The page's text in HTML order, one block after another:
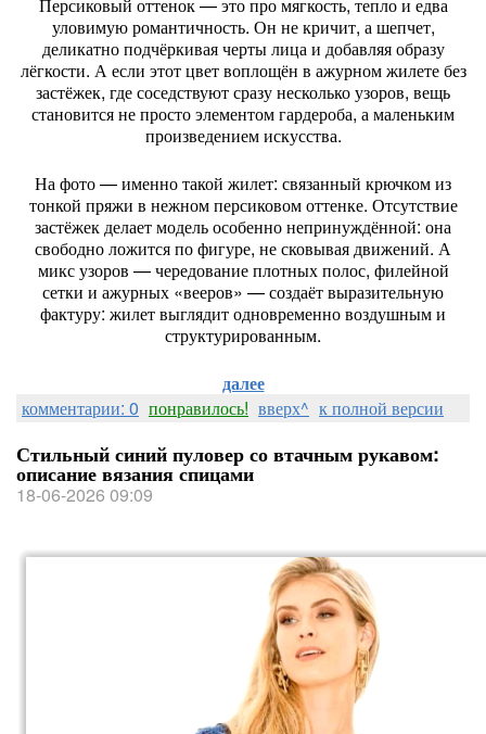
уловимую романтичность. Он не кричит, а шепчет,
деликатно подчёркивая черты лица и добавляя образу
лёгкости. А если этот цвет воплощён в ажурном жилете без
застёжек, где соседствуют сразу несколько узоров, вещь
становится не просто элементом гардероба, а маленьким
произведением искусства.
На фото — именно такой жилет: связанный крючком из
тонкой пряжи в нежном персиковом оттенке. Отсутствие
застёжек делает модель особенно непринуждённой: она
свободно ложится по фигуре, не сковывая движений. А
микс узоров — чередование плотных полос, филейной
сетки и ажурных «вееров» — создаёт выразительную
фактуру: жилет выглядит одновременно воздушным и
структурированным.
далее
комментарии: 0 понравилось! вверх^ к полной версии
Стильный синий пуловер со втачным рукавом:
описание вязания спицами
18-06-2026 09:09